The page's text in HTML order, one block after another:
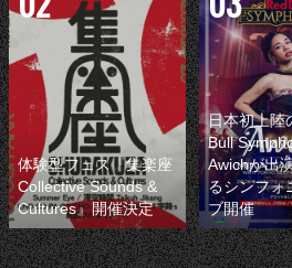
体験型フェス『集楽座
Collective Sounds &
Cultures』開催決定
日本初上陸
Bull
Awichが出
るシンフォ
ブ開催